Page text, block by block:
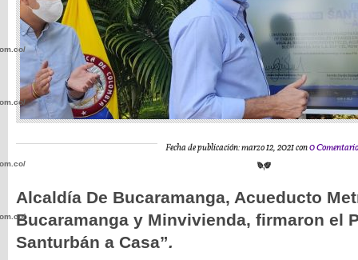
Fecha de publicación: marzo 12, 2021 con0
Alcaldía De Bucaramanga, Acueducto
Bucaramanga y Minvivienda, firmaron el
Santurbán a Casa”.
wp-
wp-
wp-
wp-